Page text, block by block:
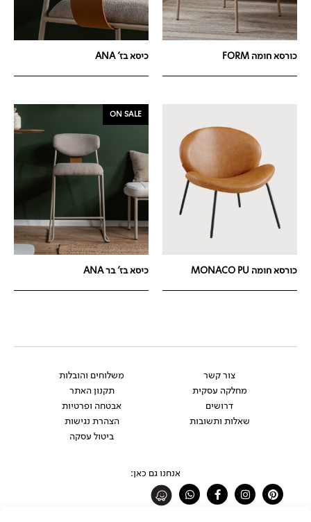
כורסא חומה FORM כיסא בז' ANA
כורסא חומה MONACO PU
ON SALE
כיסא בז' בר ANA
צור קשר
מחלקה עסקית
דרושים
שאלות ותשובות
משלוחים והובלות
תקנון האתר
אבטחה ופרטיות
הצהרת נגישות
ביטול עסקה
אנחנו גם כאן:
Pinterest
Instagram
Facebook-
f
Whatsapp